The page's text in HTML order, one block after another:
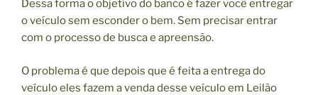
Dessa forma o objetivo do banco é fazer você entregar
o veículo sem esconder o bem. Sem precisar entrar
com o processo de busca e apreensão.
O problema é que depois que é feita a entrega do
veículo eles fazem a venda desse veículo em Leilão